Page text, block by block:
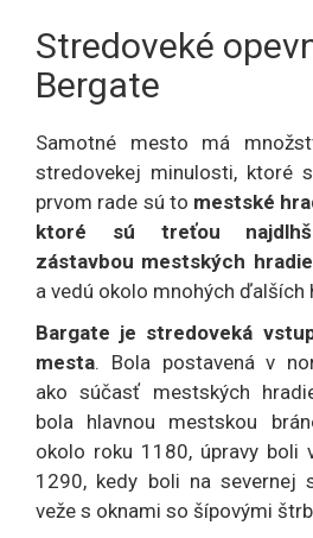
Stredoveké
Bergate
Samotné mesto má
stredovekej minulosti, ktoré
prvom rade sú to mestské
ktoré sú treťou
zástavbou mestských
a vedú okolo mnohých
Bargate je stredoveká
mesta. Bola postavená v
ako súčasť mestských
bola hlavnou mestskou
okolo roku 1180, úpravy boli
1290, kedy boli na severnej
veže s oknami so šípovými